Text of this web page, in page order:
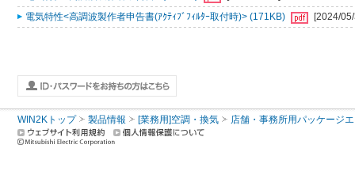
電気特性<高調波製作者申告書(ｱｸﾃｨﾌﾞﾌｨﾙﾀｰ取付時)> (171KB)
[2024/
WIN2Kトップ 製品情報 [業務用]空調・換気 店舗・事務所用パッケージ